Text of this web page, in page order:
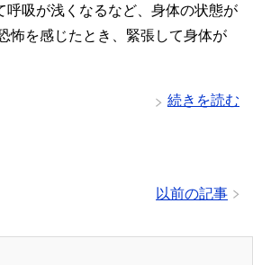
呼吸が浅くなるなど、身体の状態が
怖を感じたとき、緊張して身体が
続きを読む
以前の記事